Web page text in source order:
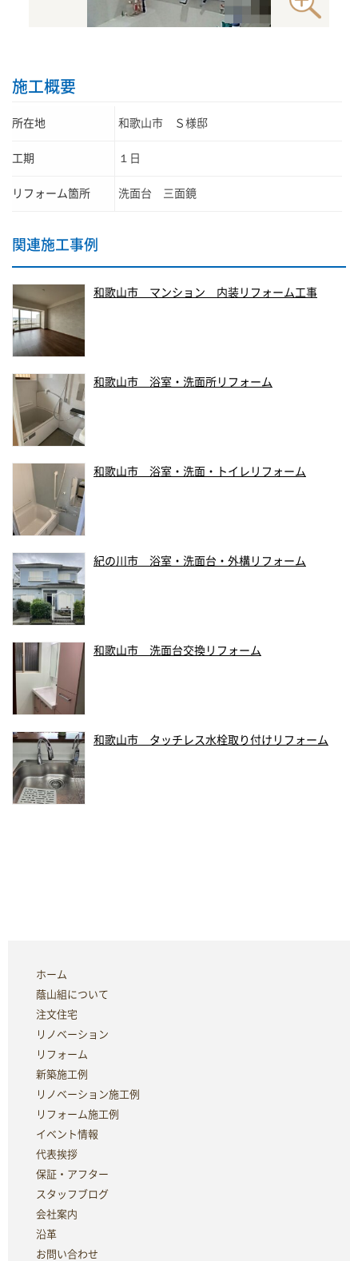
施工概要
所在地 和歌山市 Ｓ様邸
工期 １日
リフォーム箇所 洗面台 三面鏡
関連施工事例
和歌山市 マンション 内装リフォーム工事
和歌山市 浴室・洗面所リフォーム
和歌山市 浴室・洗面・トイレリフォーム
紀の川市 浴室・洗面台・外構リフォーム
和歌山市 洗面台交換リフォーム
和歌山市 タッチレス水栓取り付けリフォーム
ホーム
蔭山組について
注文住宅
リノベーション
リフォーム
新築施工例
リノベーション施工例
リフォーム施工例
イベント情報
代表挨拶
保証・アフター
スタッフブログ
会社案内
沿革
お問い合わせ